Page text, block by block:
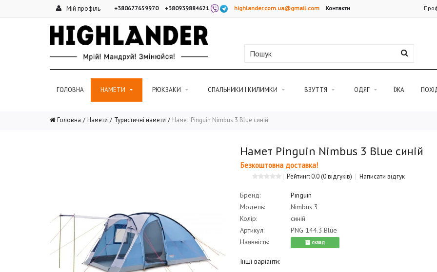
Мій профіль +380677659970 +380939884621 highlander.com.ua@gmail.com Контакти
ГОЛОВНА НАМЕТИ РЮКЗАКИ СПАЛЬНИКИ І КИЛИМКИ ВЗУТТЯ ОДЯГ ЇЖА
Головна Намети Туристичні намети Намет Pinguin Nimbus 3 Blue синій
Намет Pinguin Nimbus 3 Blue синій
Безкоштовна доставка!
Рейтинг: 0.0(0 відгуків) Написати відгук
Бренд:
Pinguin
Модель:
Nimbus 3
Колір:
синій
Артикул:
PNG 144.3.Blue
Наявність:
cклад
Інші варіанти: